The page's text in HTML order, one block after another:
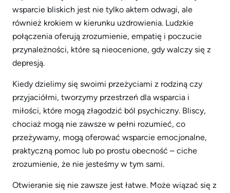
wsparcie bliskich jest nie tylko aktem odwagi, ale
również krokiem w kierunku uzdrowienia. Ludzkie
połączenia oferują zrozumienie, empatię i poczucie
przynależności, które są nieocenione, gdy walczy się z
depresją.
Kiedy dzielimy się swoimi przeżyciami z rodziną czy
przyjaciółmi, tworzymy przestrzeń dla wsparcia i
miłości, które mogą złagodzić ból psychiczny. Bliscy,
chociaż mogą nie zawsze w pełni rozumieć, co
przeżywamy, mogą oferować wsparcie emocjonalne,
praktyczną pomoc lub po prostu obecność – ciche
zrozumienie, że nie jesteśmy w tym sami.
Otwieranie się nie zawsze jest łatwe. Może wiązać się z